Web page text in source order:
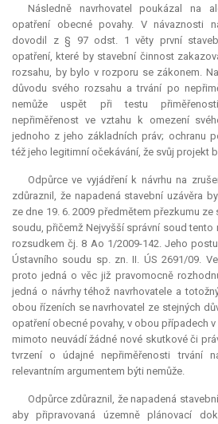
Následně navrhovatel poukázal na
opatření obecné povahy. V návaznosti
dovodil z § 97 odst. 1 věty první
opatření, které by stavební činnost
rozsahu, by bylo v rozporu se zákonem.
důvodu svého rozsahu a trvání po
nemůže uspět při testu
nepřiměřenost ve vztahu k omezení
jednoho z jeho základních práv; ochranu
též jeho legitimní očekávání, že svůj projekt
Odpůrce ve vyjádření k návrhu na
zdůraznil, že napadená stavební uzávěra
ze dne 19. 6. 2009 předmětem přezkumu
soudu, přičemž Nejvyšší správní soud tento
rozsudkem čj. 8 Ao 1/2009-142. Jeho
Ústavního soudu sp. zn. II. ÚS 2691/09.
proto jedná o věc již pravomocně
jedná o návrhy téhož navrhovatele a
obou řízeních se navrhovatel ze stejných
opatření obecné povahy, v obou případech v
mimoto neuvádí žádné nové skutkové či
tvrzení o údajné nepřiměřenosti trvání
relevantním argumentem býti nemůže.
Odpůrce zdůraznil, že napadená
aby připravovaná územně plánovací